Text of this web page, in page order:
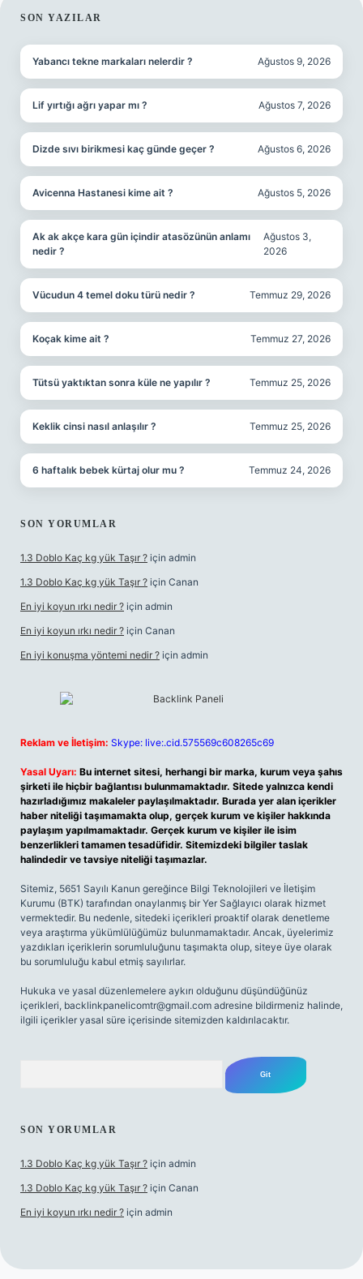
SIDEBAR
SON YAZILAR
Yabancı tekne markaları nelerdir ? Ağustos 9, 2026
Lif yırtığı ağrı yapar mı ? Ağustos 7, 2026
Dizde sıvı birikmesi kaç günde geçer ? Ağustos 6, 2026
Avicenna Hastanesi kime ait ? Ağustos 5, 2026
Ak ak akçe kara gün içindir atasözünün anlamı
nedir ?
Ağustos 3,
2026
Vücudun 4 temel doku türü nedir ? Temmuz 29, 2026
Koçak kime ait ? Temmuz 27, 2026
Tütsü yaktıktan sonra küle ne yapılır ? Temmuz 25, 2026
Keklik cinsi nasıl anlaşılır ? Temmuz 25, 2026
6 haftalık bebek kürtaj olur mu ? Temmuz 24, 2026
SON YORUMLAR
1.3 Doblo Kaç kg yük Taşır ? için admin
1.3 Doblo Kaç kg yük Taşır ? için Canan
En iyi koyun ırkı nedir ? için admin
En iyi koyun ırkı nedir ? için Canan
En iyi konuşma yöntemi nedir ? için admin
Reklam ve İletişim: Skype: live:.cid.575569c608265c69
Yasal Uyarı: Bu internet sitesi, herhangi bir marka, kurum veya şahıs
şirketi ile hiçbir bağlantısı bulunmamaktadır. Sitede yalnızca kendi
hazırladığımız makaleler paylaşılmaktadır. Burada yer alan içerikler
haber niteliği taşımamakta olup, gerçek kurum ve kişiler hakkında
paylaşım yapılmamaktadır. Gerçek kurum ve kişiler ile isim
benzerlikleri tamamen tesadüfidir. Sitemizdeki bilgiler taslak
halindedir ve tavsiye niteliği taşımazlar.
Sitemiz, 5651 Sayılı Kanun gereğince Bilgi Teknolojileri ve İletişim
Kurumu (BTK) tarafından onaylanmış bir Yer Sağlayıcı olarak hizmet
vermektedir. Bu nedenle, sitedeki içerikleri proaktif olarak denetleme
veya araştırma yükümlülüğümüz bulunmamaktadır. Ancak, üyelerimiz
yazdıkları içeriklerin sorumluluğunu taşımakta olup, siteye üye olarak
bu sorumluluğu kabul etmiş sayılırlar.
Hukuka ve yasal düzenlemelere aykırı olduğunu düşündüğünüz
içerikleri, backlinkpanelicomtr@gmail.com adresine bildirmeniz halinde,
ilgili içerikler yasal süre içerisinde sitemizden kaldırılacaktır.
SON YORUMLAR
1.3 Doblo Kaç kg yük Taşır ? için admin
1.3 Doblo Kaç kg yük Taşır ? için Canan
En iyi koyun ırkı nedir ? için admin